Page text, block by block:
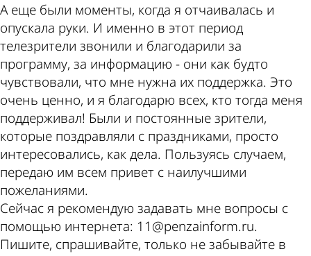
А еще были моменты, когда я отчаивалась и
опускала руки. И именно в этот период
телезрители звонили и благодарили за
программу, за информацию - они как будто
чувствовали, что мне нужна их поддержка. Это
очень ценно, и я благодарю всех, кто тогда меня
поддерживал! Были и постоянные зрители,
которые поздравляли с праздниками, просто
интересовались, как дела. Пользуясь случаем,
передаю им всем привет с наилучшими
пожеланиями.
Сейчас я рекомендую задавать мне вопросы с
помощью интернета: 11@penzainform.ru.
Пишите, спрашивайте, только не забывайте в